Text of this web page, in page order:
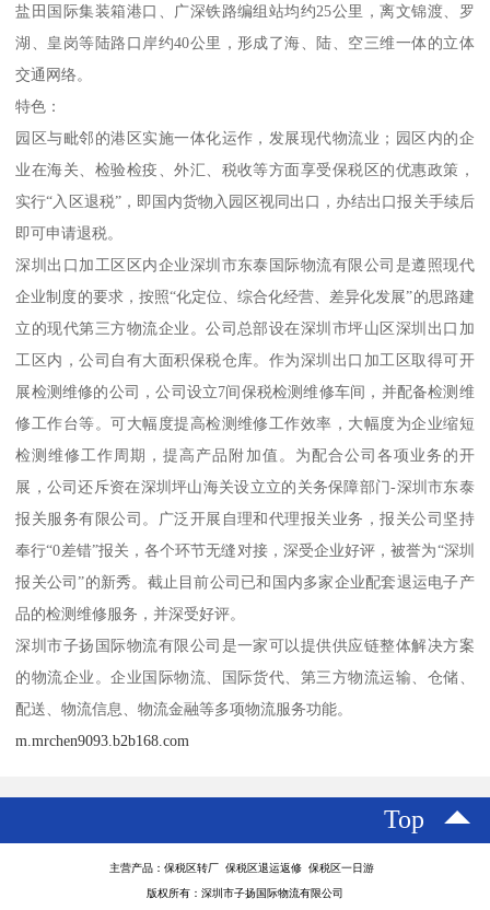
盐田国际集装箱港口、广深铁路编组站均约25公里，离文锦渡、罗
湖、皇岗等陆路口岸约40公里，形成了海、陆、空三维一体的立体
交通网络。
特色：
园区与毗邻的港区实施一体化运作，发展现代物流业；园区内的企
业在海关、检验检疫、外汇、税收等方面享受保税区的优惠政策，
实行“入区退税”，即国内货物入园区视同出口，办结出口报关手续后
即可申请退税。
深圳出口加工区区内企业深圳市东泰国际物流有限公司是遵照现代
企业制度的要求，按照“化定位、综合化经营、差异化发展”的思路建
立的现代第三方物流企业。公司总部设在深圳市坪山区深圳出口加
工区内，公司自有大面积保税仓库。作为深圳出口加工区取得可开
展检测维修的公司，公司设立7间保税检测维修车间，并配备检测维
修工作台等。可大幅度提高检测维修工作效率，大幅度为企业缩短
检测维修工作周期，提高产品附加值。为配合公司各项业务的开
展，公司还斥资在深圳坪山海关设立立的关务保障部门-深圳市东泰
报关服务有限公司。广泛开展自理和代理报关业务，报关公司坚持
奉行“0差错”报关，各个环节无缝对接，深受企业好评，被誉为“深圳
报关公司”的新秀。截止目前公司已和国内多家企业配套退运电子产
品的检测维修服务，并深受好评。
深圳市子扬国际物流有限公司是一家可以提供供应链整体解决方案
的物流企业。企业国际物流、国际货代、第三方物流运输、仓储、
配送、物流信息、物流金融等多项物流服务功能。
m.mrchen9093.b2b168.com
Top
主营产品：保税区转厂 保税区退运返修 保税区一日游
版权所有：深圳市子扬国际物流有限公司